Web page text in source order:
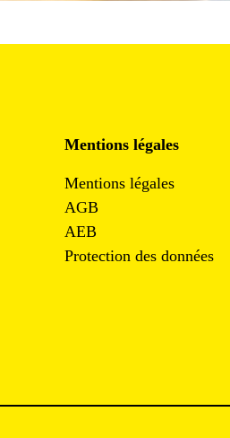
Mentions légales
Mentions légales
AGB
AEB
Protection des données